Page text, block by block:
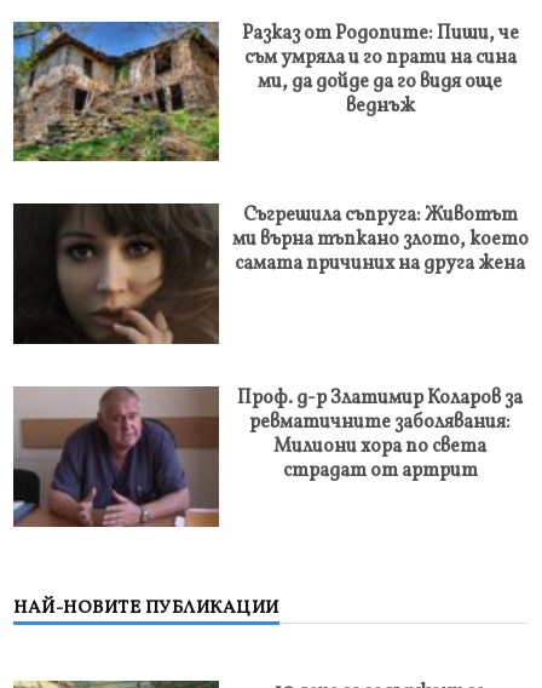
Разказ от Родопите: Пиши, че
съм умряла и го прати на сина
ми, да дойде да го видя още
веднъж
Съгрешила съпруга: Животът
ми върна тъпкано злото, което
самата причиних на друга жена
Проф. д-р Златимир Коларов за
ревматичните заболявания:
Милиони хора по света
страдат от артрит
НАЙ-НОВИТЕ ПУБЛИКАЦИИ